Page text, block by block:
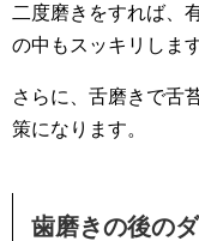
二度磨きをすれば、
の中もスッキリします
さらに、舌磨きで舌
策になります。
歯磨きの後の